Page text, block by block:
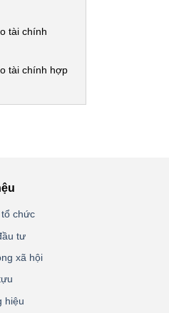
tài chính
tài chính hợp
chức
tư
xã hội
hiệu